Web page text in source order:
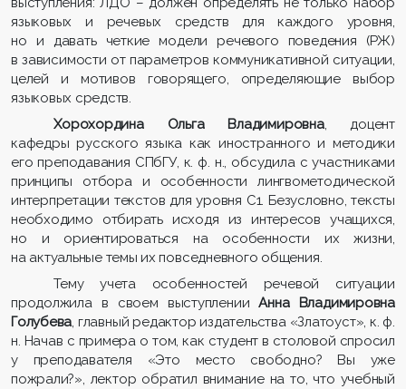
языковых и речевых средств для каждого уровня,
но и давать четкие модели речевого поведения (РЖ)
в зависимости от параметров коммуникативной ситуации,
целей и мотивов говорящего, определяющие выбор
языковых средств.
Хорохордина Ольга Владимировна, доцент
кафедры русского языка как иностранного и методики
его преподавания СПбГУ, к. ф. н., обсудила с участниками
принципы отбора и особенности лингвометодической
интерпретации текстов для уровня С1. Безусловно, тексты
необходимо отбирать исходя из интересов учащихся,
но и ориентироваться на особенности их жизни,
на актуальные темы их повседневного общения.
Тему учета особенностей речевой ситуации
продолжила в своем выступленииАнна Владимировна
Голубева, главный редактор издательства «Златоуст», к. ф.
н. Начав с примера о том, как студент в столовой спросил
у преподавателя «Это место свободно? Вы уже
пожрали?», лектор обратил внимание на то, что учебный